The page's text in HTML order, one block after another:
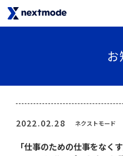
SaaSライ
Oktaライセンス＆サポート
Netskopeライセンス＆
2022.02.28 ネクストモード
「仕事のための仕事をなく